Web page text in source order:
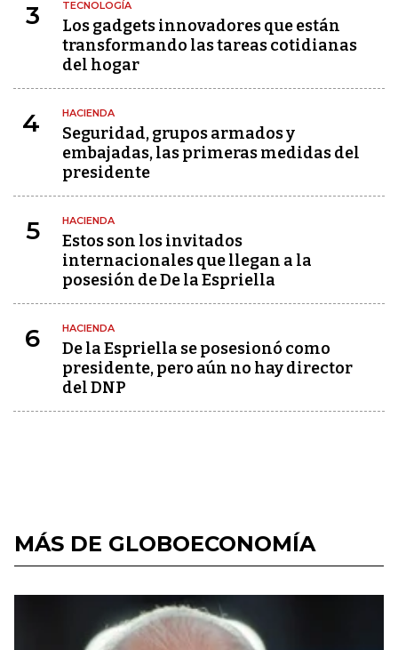
3 TECNOLOGÍA
Los gadgets innovadores que están
transformando las tareas cotidianas
del hogar
4 HACIENDA
Seguridad, grupos armados y
embajadas, las primeras medidas del
presidente
5 HACIENDA
Estos son los invitados
internacionales que llegan a la
posesión de De la Espriella
6 HACIENDA
De la Espriella se posesionó como
presidente, pero aún no hay director
del DNP
MÁS DE GLOBOECONOMÍA